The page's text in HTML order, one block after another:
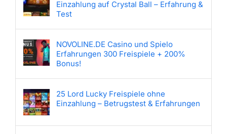
Einzahlung auf Crystal Ball – Erfahrung &
Test
NOVOLINE.DE Casino und Spielo
Erfahrungen 300 Freispiele + 200%
Bonus!
25 Lord Lucky Freispiele ohne
Einzahlung – Betrugstest & Erfahrungen